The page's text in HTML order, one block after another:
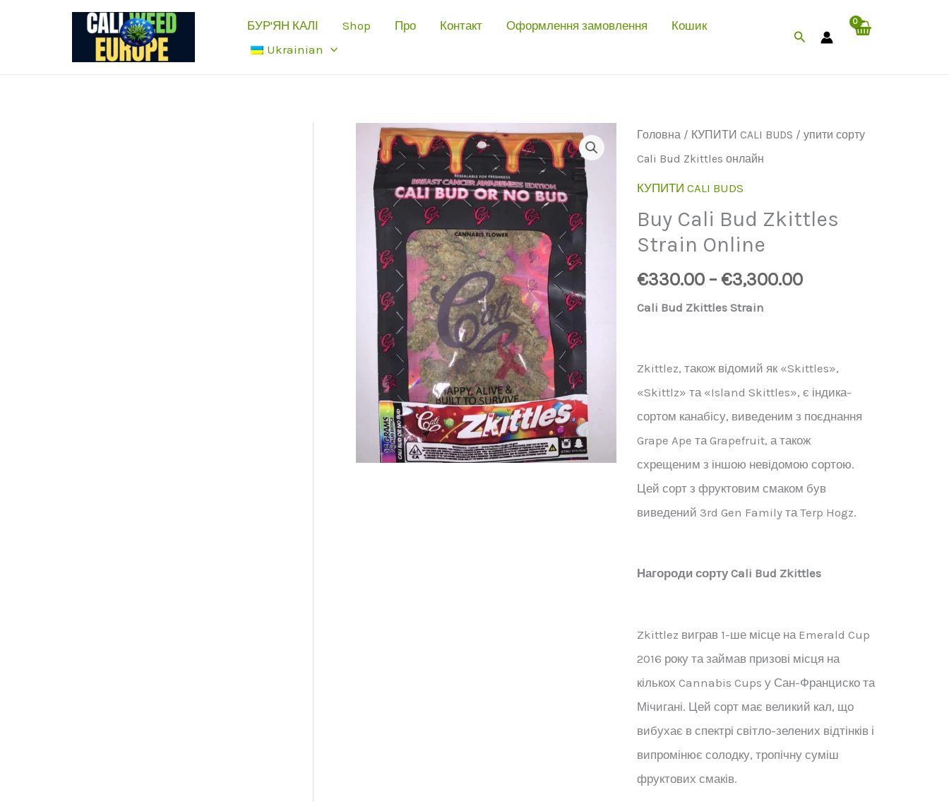
БУР'ЯН КАЛІ Shop Про Контакт Оформлення замовлення
Кошик
Ukrainian
Шукати
Головна/ КУПИТИ CALI BUDS / упити сорту
Cali Bud Zkittles онлайн
КУПИТИ CALI BUDS
Buy Cali Bud Zkittles
Strain Online
€330.00– €3,300.00
Cali Bud Zkittles Strain
Zkittlez, також відомий як «Skittles»,
«Skittlz» та «Island Skittles», є індика-
сортом канабісу, виведеним з поєднання
Grape Ape та Grapefruit, а також
схрещеним з іншою невідомою сортою.
Цей сорт з фруктовим смаком був
виведений 3rd Gen Family та Terp Hogz.
Нагороди сорту Cali Bud Zkittles
Zkittlez виграв 1-ше місце на Emerald Cup
2016 року та займав призові місця на
кількох Cannabis Cups у Сан-Франциско та
Мічигані. Цей сорт має великий кал, що
вибухає в спектрі світло-зелених відтінків і
випромінює солодку, тропічну суміш
фруктових смаків.